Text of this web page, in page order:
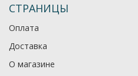
СТРАНИЦЫ
Оплата
Доставка
О магазине